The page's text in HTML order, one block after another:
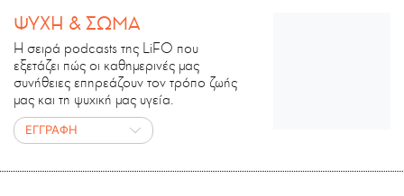
ΨΥΧΗ & ΣΩΜΑ
Η σειρά podcasts της LiFO που
εξετάζει πώς οι καθημερινές μας
συνήθειες επηρεάζουν τον τρόπο ζωής
μας και τη ψυχική μας υγεία.
ΕΓΓΡΑΦΗ